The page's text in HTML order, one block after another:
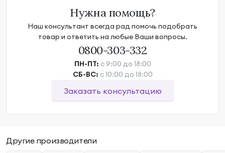
Нужна помощь?
Наш консультант всегда рад помочь подобрать
товар и ответить на любые Ваши вопросы.
0800-303-332
ПН-ПТ: с 9:00 до 18:00
СБ-ВС: с 10:00 до 18:00
Заказать консультацию
Другие производители